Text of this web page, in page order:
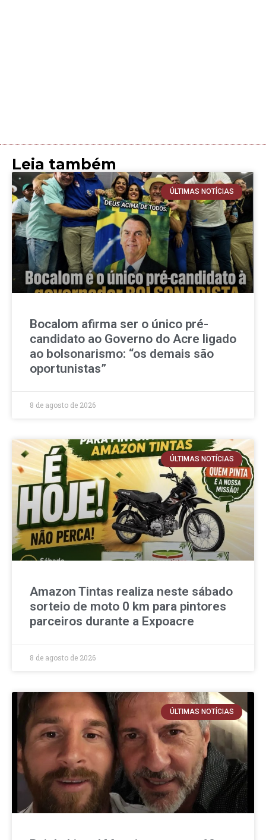
Leia também
ÚLTIMAS NOTÍCIAS
Bocalom afirma ser o único pré-
candidato ao Governo do Acre ligado
ao bolsonarismo: “os demais são
oportunistas”
8 de agosto de 2026
ÚLTIMAS NOTÍCIAS
Amazon Tintas realiza neste sábado
sorteio de moto 0 km para pintores
parceiros durante a Expoacre
8 de agosto de 2026
ÚLTIMAS NOTÍCIAS